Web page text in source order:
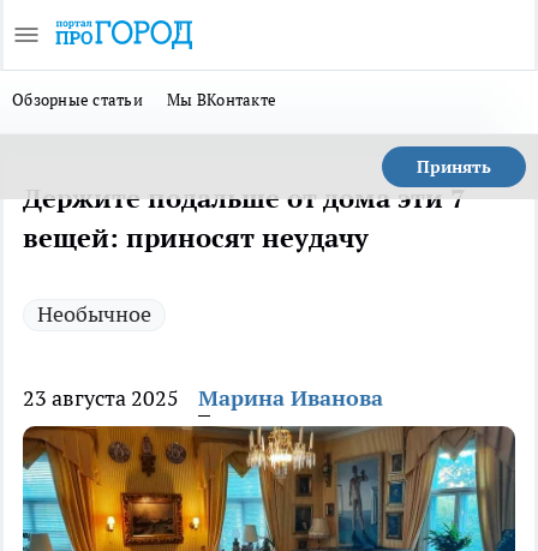
Обзорные статьи Мы ВКонтакте
Принять
Держите подальше от дома эти 7
вещей: приносят неудачу
Необычное
23 августа 2025 Марина Иванова